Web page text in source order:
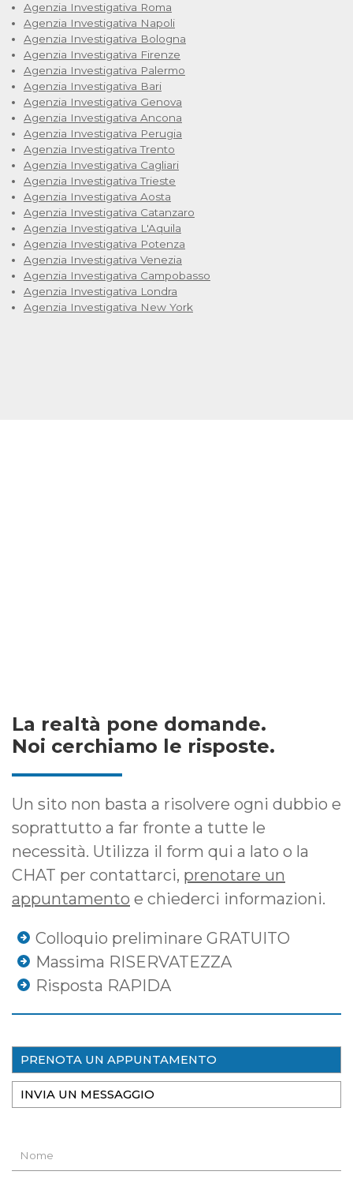
Agenzia Investigativa Roma
Agenzia Investigativa Napoli
Agenzia Investigativa Bologna
Agenzia Investigativa Firenze
Agenzia Investigativa Palermo
Agenzia Investigativa Bari
Agenzia Investigativa Genova
Agenzia Investigativa Ancona
Agenzia Investigativa Perugia
Agenzia Investigativa Trento
Agenzia Investigativa Cagliari
Agenzia Investigativa Trieste
Agenzia Investigativa Aosta
Agenzia Investigativa Catanzaro
Agenzia Investigativa L'Aquila
Agenzia Investigativa Potenza
Agenzia Investigativa Venezia
Agenzia Investigativa Campobasso
Agenzia Investigativa Londra
Agenzia Investigativa New York
La realtà pone domande.
Noi cerchiamo le risposte.
Un sito non basta a risolvere ogni dubbio e
soprattutto a far fronte a tutte le
necessità. Utilizza il form qui a lato o la
CHAT per contattarci, prenotare un
appuntamento e chiederci informazioni.
Colloquio preliminare GRATUITO
Massima RISERVATEZZA
Risposta RAPIDA
PRENOTA UN APPUNTAMENTO
INVIA UN MESSAGGIO